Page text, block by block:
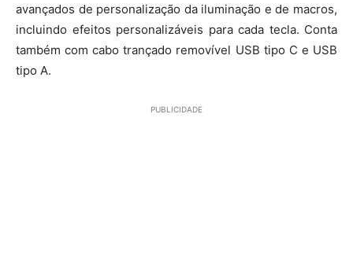
avançados de personalização da iluminação e de macros,
incluindo efeitos personalizáveis para cada tecla. Conta
também com cabo trançado removível USB tipo C e USB
tipo A.
PUBLICIDADE